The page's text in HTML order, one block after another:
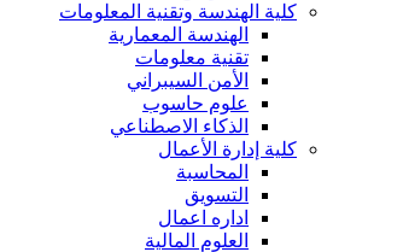
كلية الهندسة وتقنية المعلومات
الهندسة المعمارية
تقنية معلومات
الأمن السيبراني
علوم حاسوب
الذكاء الاصطناعي
كلية إدارة الأعمال
المحاسبة
التسويق
اداره اعمال
العلوم المالية